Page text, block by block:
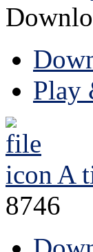
Play
A
8746